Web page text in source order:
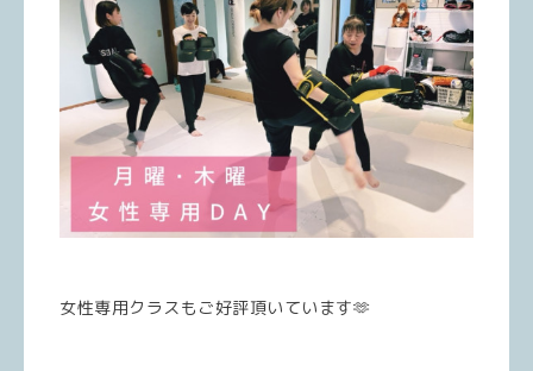
女性専用クラスもご好評頂いています🫶